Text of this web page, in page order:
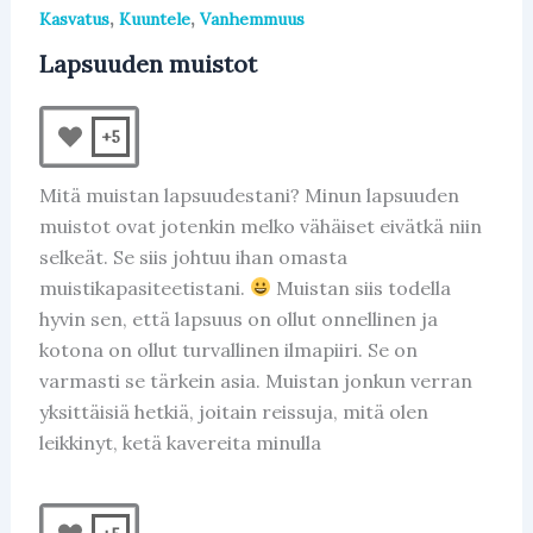
Kasvatus, Kuuntele, Vanhemmuus
Lapsuuden muistot
+5
Mitä muistan lapsuudestani? Minun lapsuuden
muistot ovat jotenkin melko vähäiset eivätkä niin
selkeät. Se siis johtuu ihan omasta
muistikapasiteetistani.
Muistan siis todella
hyvin sen, että lapsuus on ollut onnellinen ja
kotona on ollut turvallinen ilmapiiri. Se on
varmasti se tärkein asia. Muistan jonkun verran
yksittäisiä hetkiä, joitain reissuja, mitä olen
leikkinyt, ketä kavereita minulla